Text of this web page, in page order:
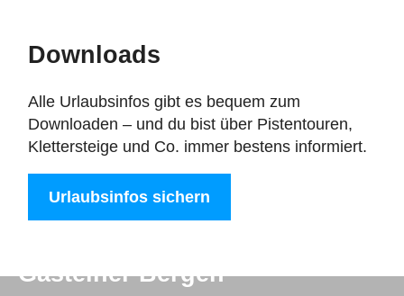
Downloads
Alle Urlaubsinfos gibt es bequem zum
Downloaden – und du bist über Pistentouren,
Klettersteige und Co. immer bestens informiert.
Urlaubsinfos sichern
Gasteiner Bergen